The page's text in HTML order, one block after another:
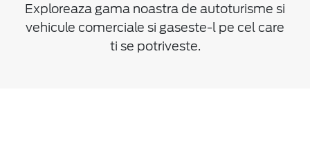
Exploreaza gama noastra de autoturisme si
vehicule comerciale si gaseste-l pe cel care
ti se potriveste.